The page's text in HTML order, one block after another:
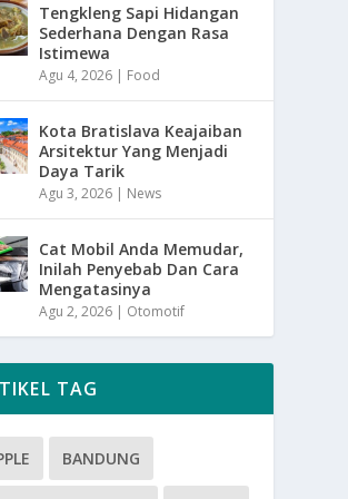
Tengkleng Sapi Hidangan
Sederhana Dengan Rasa
Istimewa
Agu 4, 2026 | Food
Kota Bratislava Keajaiban
Arsitektur Yang Menjadi
Daya Tarik
Agu 3, 2026 | News
Cat Mobil Anda Memudar,
Inilah Penyebab Dan Cara
Mengatasinya
Agu 2, 2026 | Otomotif
TAG
BANDUNG